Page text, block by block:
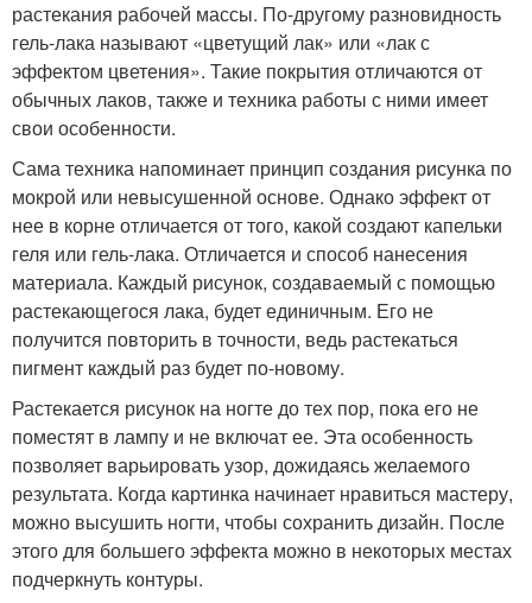
растекания рабочей массы. По-другому разновидность
гель-лака называют «цветущий лак» или «лак с
эффектом цветения». Такие покрытия отличаются от
обычных лаков, также и техника работы с ними имеет
свои особенности.
Сама техника напоминает принцип создания рисунка по
мокрой или невысушенной основе. Однако эффект от
нее в корне отличается от того, какой создают капельки
геля или гель-лака. Отличается и способ нанесения
материала. Каждый рисунок, создаваемый с помощью
растекающегося лака, будет единичным. Его не
получится повторить в точности, ведь растекаться
пигмент каждый раз будет по-новому.
Растекается рисунок на ногте до тех пор, пока его не
поместят в лампу и не включат ее. Эта особенность
позволяет варьировать узор, дожидаясь желаемого
результата. Когда картинка начинает нравиться мастеру,
можно высушить ногти, чтобы сохранить дизайн. После
этого для большего эффекта можно в некоторых местах
подчеркнуть контуры.